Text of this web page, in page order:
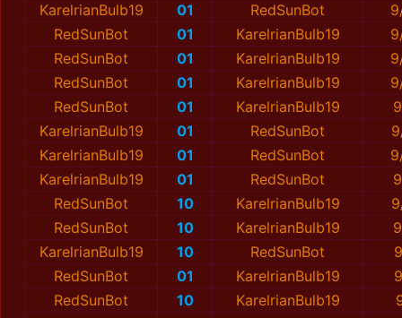
KarelrianBulb19
01 RedSunBot
RedSunBot
01 KarelrianBulb19
RedSunBot
01 KarelrianBulb19
RedSunBot
01 KarelrianBulb19
RedSunBot
01 KarelrianBulb19
KarelrianBulb19
01 RedSunBot
KarelrianBulb19
01 RedSunBot
KarelrianBulb19
01 RedSunBot
RedSunBot
10 KarelrianBulb19
RedSunBot
10 KarelrianBulb19
KarelrianBulb19
10 RedSunBot
RedSunBot
01 KarelrianBulb19
RedSunBot
10 KarelrianBulb19